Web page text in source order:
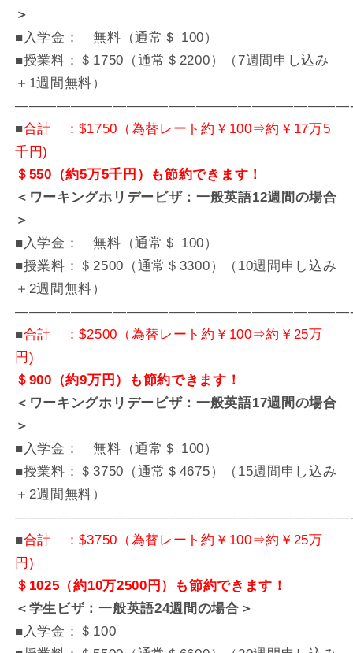
＞
■入学金： 無料（通常＄ 100）
■授業料：＄1750（通常＄2200）（7週間申し込み
＋1週間無料）
■合計 ：$1750（為替レート約￥100⇒約￥17万5
千円)
＄550（約5万5千円）も節約できます！
＜ワーキングホリデービザ：一般英語12週間の場合
＞
■入学金： 無料（通常＄ 100）
■授業料：＄2500（通常＄3300）（10週間申し込み
＋2週間無料）
■合計 ：$2500（為替レート約￥100⇒約￥25万
円)
＄900（約9万円）も節約できます！
＜ワーキングホリデービザ：一般英語17週間の場合
＞
■入学金： 無料（通常＄ 100）
■授業料：＄3750（通常＄4675）（15週間申し込み
＋2週間無料）
■合計 ：$3750（為替レート約￥100⇒約￥25万
円)
＄1025（約10万2500円）も節約できます！
＜学生ビザ：一般英語24週間の場合＞
■入学金：＄100